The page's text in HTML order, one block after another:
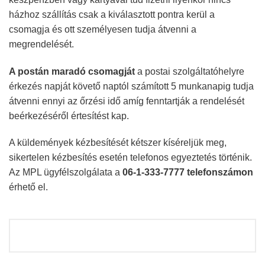
házhoz szállítás csak a kiválasztott pontra kerül a
csomagja és ott személyesen tudja átvenni a
megrendelését.
A postán maradó csomagjáta postai szolgáltatóhelyre
érkezés napját követő naptól számított 5 munkanapig tudja
átvenni ennyi az őrzési idő amíg fenntartják a rendelését
beérkezéséről értesítést kap.
A küldemények kézbesítését kétszer kíséreljük meg,
sikertelen kézbesítés esetén telefonos egyeztetés történik.
Az MPL ügyfélszolgálata a 06-1-333-7777 telefonszámon
érhető el.